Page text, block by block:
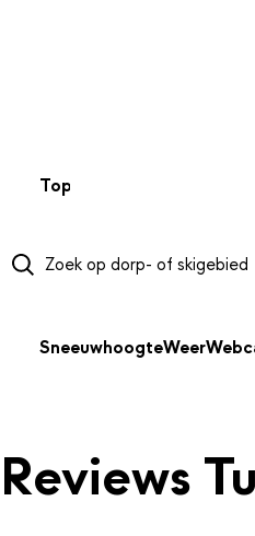
Top 50
SneeuwhoogteWeer
Reviews